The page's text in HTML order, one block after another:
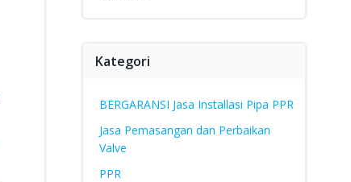
Kategori
BERGARANSI Jasa Installasi Pipa PPR
Jasa Pemasangan dan Perbaikan
Valve
PPR